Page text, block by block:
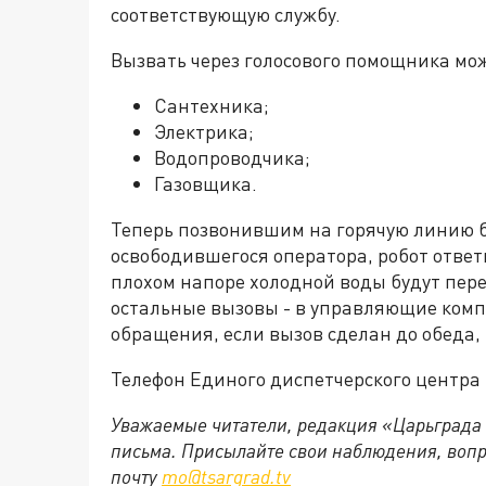
соответствующую службу.
Вызвать через голосового помощника
Сантехника;
Электрика;
Водопроводчика;
Газовщика.
Теперь позвонившим на горячую линию
освободившегося оператора, робот
плохом напоре холодной воды будут
остальные вызовы - в управляющие
обращения, если вызов сделан до
Телефон Единого диспетчерского центра
Уважаемые читатели, редакция
письма. Присылайте свои наблюдения,
почту mo@tsargrad.tv